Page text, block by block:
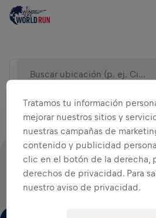
Buscar ubicación (p. ej.
EL 100% DE TODAS LAS CUOTAS
LA INVESTIGACIÓN DE LESIONES
Tratamos tu información
mejorar nuestros sitios y
nuestras campañas de
contenido y publicidad
clic en el botón de la derecha,
derechos de privacidad. Para
nuestro aviso de privacidad.